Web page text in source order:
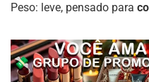
Peso: leve, pensado para